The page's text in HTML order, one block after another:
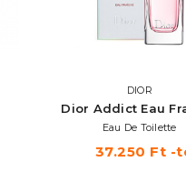
DIOR
Dior Addict Eau
Eau De Toilette
37.250 Ft -